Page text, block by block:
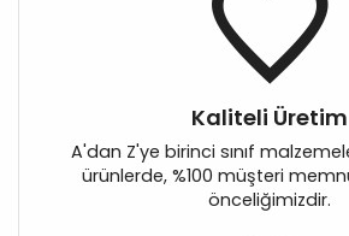
Kaliteli Üretim
A'dan Z'ye birinci sınıf
ürünlerde, %100 müşteri
önceliğimizdir.